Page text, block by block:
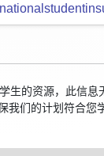
生的资源，此信
们的计划符合您